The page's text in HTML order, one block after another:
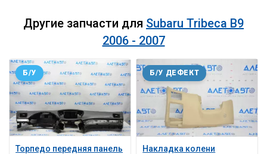
Другие запчасти для Subaru Tribeca B9
2006 - 2007
Торпедо передняя панель
Б/У
Накладка колени
Б/У ДЕФЕКТ